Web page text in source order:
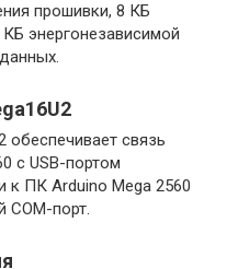
прошивки, 8 КБ
энергонезависимой
обеспечивает связь
с USB-портом
к ПК Arduino Mega 2560
COM-порт.